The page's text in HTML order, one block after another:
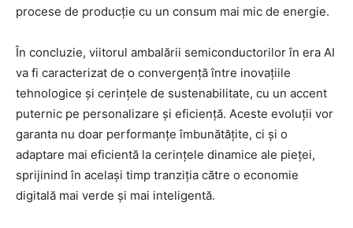
procese de producție cu un consum mai mic de energie.
În concluzie, viitorul ambalării semiconductorilor în era AI
va fi caracterizat de o convergență între inovațiile
tehnologice și cerințele de sustenabilitate, cu un accent
puternic pe personalizare și eficiență. Aceste evoluții vor
garanta nu doar performanțe îmbunătățite, ci și o
adaptare mai eficientă la cerințele dinamice ale pieței,
sprijinind în același timp tranziția către o economie
digitală mai verde și mai inteligentă.